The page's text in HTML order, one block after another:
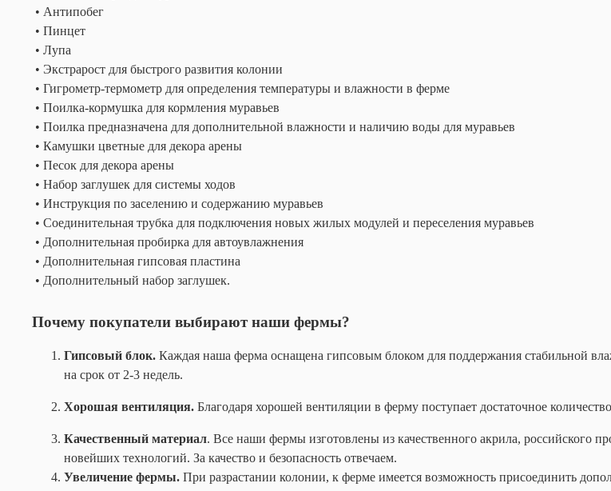
• Антипобег
• Пинцет
• Лупа
• Экстрарост для быстрого развития колонии
• Гигрометр-термометр для определения температуры и влажности в ферме
• Поилка-кормушка для кормления муравьев
• Поилка предназначена для дополнительной влажности и наличию воды для муравьев
• Камушки цветные для декора арены
• Песок для декора арены
• Набор заглушек для системы ходов
• Инструкция по заселению и содержанию муравьев
• Соединительная трубка для подключения новых жилых модулей и переселения муравьев
• Дополнительная пробирка для автоувлажнения
• Дополнительная гипсовая пластина
• Дополнительный набор заглушек.
Почему покупатели выбирают наши фермы?
Гипсовый блок. Каждая наша ферма оснащена гипсовым блоком для поддержания стабильной
на срок от 2-3 недель.
Хорошая вентиляция. Благодаря хорошей вентиляции в ферму поступает достаточное
Качественный материал. Все наши фермы изготовлены из качественного акрила,
новейших технологий. За качество и безопасность отвечаем.
Увеличение фермы. При разрастании колонии, к ферме имеется возможность присоединить